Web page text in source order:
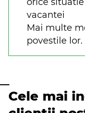
orice
vacantei
Mai multe
povestile lor.
Cele mai